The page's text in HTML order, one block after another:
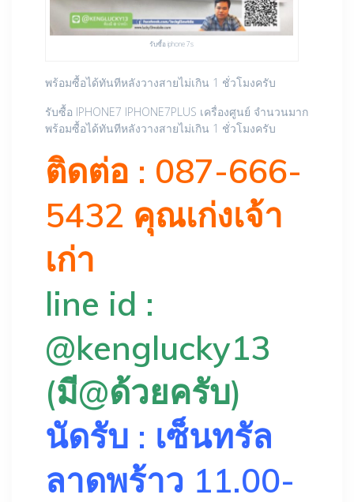
รับซื้อ iphone 7s
พร้อมซื้อได้ทันทีหลังวางสายไม่เกิน 1 ชั่วโมงครับ
รับซื้อ IPHONE7 IPHONE7PLUS เครื่องศูนย์ จำนวนมาก
พร้อมซื้อได้ทันทีหลังวางสายไม่เกิน 1 ชั่วโมงครับ
ติดต่อ : 087-666-
5432 คุณเก่งเจ้า
เก่า
line id :
@kenglucky13
(มี@ด้วยครับ)
นัดรับ : เซ็นทรัล
ลาดพร้าว 11.00-